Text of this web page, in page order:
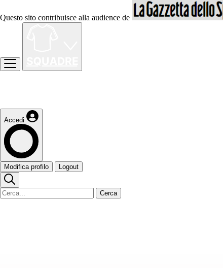
Questo sito contribuisce alla audience de
Accedi
Modifica profilo Logout
Cerca